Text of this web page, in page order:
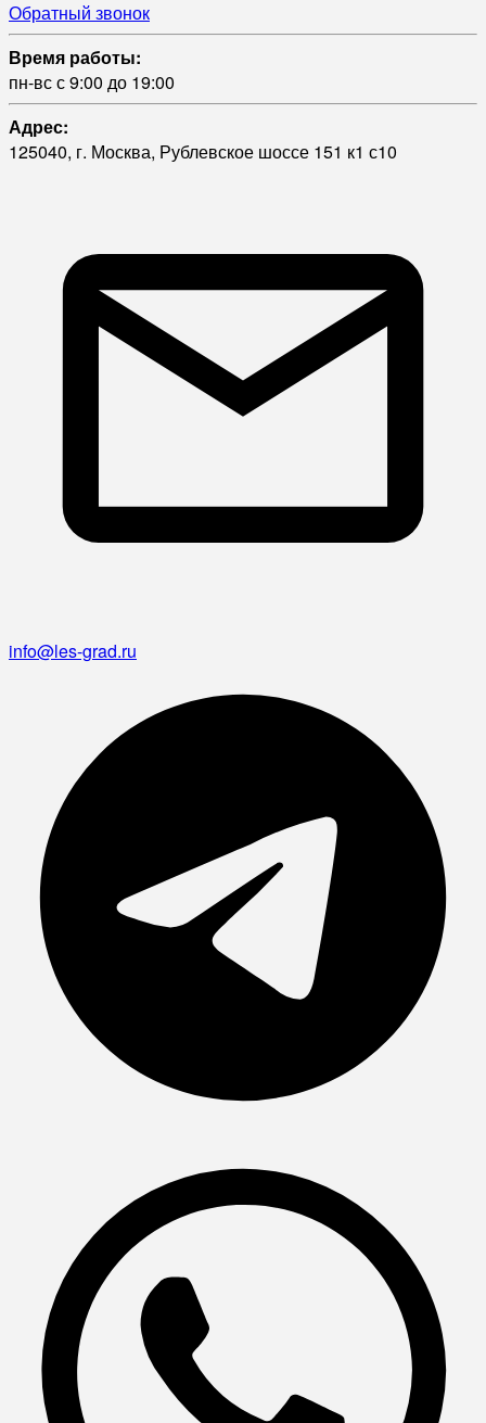
Обратный звонок
Время работы:
пн-вс с 9:00 до 19:00
Адрес:
125040, г. Москва, Рублевское шоссе 151 к1 с10
info@les-grad.ru